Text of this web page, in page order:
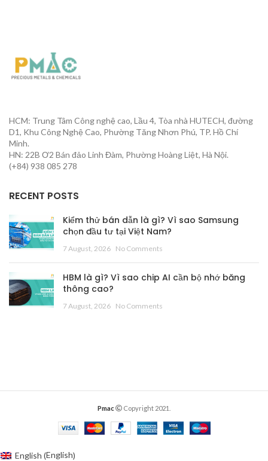
HCM: Trung Tâm Công nghệ cao, Lầu 4, Tòa nhà HUTECH, đường
D1, Khu Công Nghệ Cao, Phường Tăng Nhơn Phú, TP. Hồ Chí
Minh.
HN: 22B Ơ2 Bán đảo Linh Đàm, Phường Hoàng Liệt, Hà Nội.
(+84) 938 085 278
RECENT POSTS
Kiểm thử bán dẫn là gì? Vì sao Samsung
chọn đầu tư tại Việt Nam?
7 August, 2026 No Comments
HBM là gì? Vì sao chip AI cần bộ nhớ băng
thông cao?
7 August, 2026 No Comments
Pmac Copyright 2021.
English (English)